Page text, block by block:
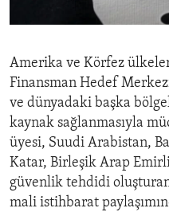
ENVIRONMENT AND
Amerika ve Körfez
Finansman Hedef
ve dünyadaki başka
kaynak sağlanmasıyla
üyesi, Suudi Arabistan,
Katar, Birleşik Arap
güvenlik tehdidi
mali istihbarat